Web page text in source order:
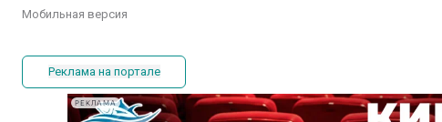
Мобильная версия
Реклама на портале
РЕКЛАМА